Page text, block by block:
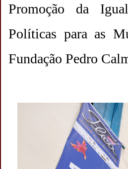
Promoção da
Políticas para as
Fundação Pedro